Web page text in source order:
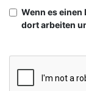
Wenn es
dort arbeiten